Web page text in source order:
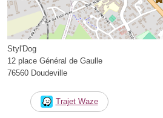
Styl'Dog
12 place Général de Gaulle
76560 Doudeville
Trajet Waze